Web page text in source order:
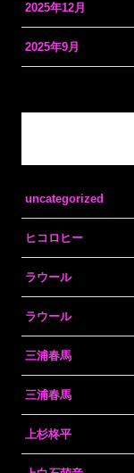
2025年12月
2025年9月
uncategorized
ヒコロヒー
ラウール
ラウール
三浦春馬
三浦春馬
上杉柊平